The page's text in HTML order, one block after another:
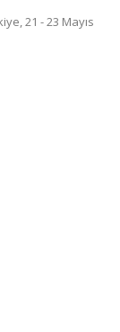
21 - 23 Mayıs